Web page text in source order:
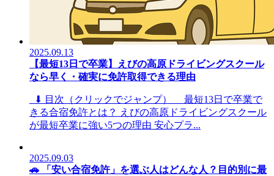
2025.09.13
【最短13日で卒業】えびの高原ドライビングスクール
なら早く・確実に免許取得できる理由
⬇ 目次（クリックでジャンプ） 最短13日で卒業で
きる合宿免許とは？ えびの高原ドライビングスクール
が最短卒業に強い5つの理由 安心プラ...
2025.09.03
🚗 「安い合宿免許」を選ぶ人はどんな人？目的別に最